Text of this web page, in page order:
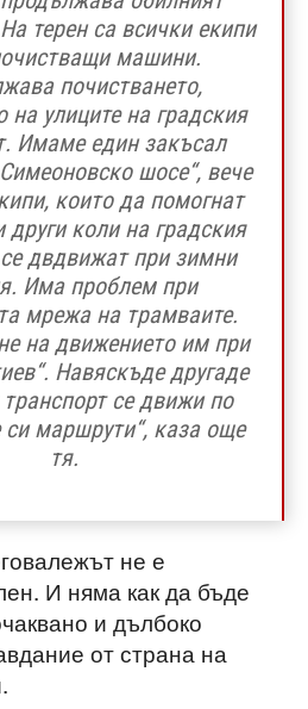
терен са всички екипи
машини.
почистването,
на улиците на градския
Имаме един закъсал
шосе“, вече
които да помогнат
други коли на градския
двдвижат при зимни
Има проблем при
мрежа на трамваите.
на движението им при
Навяскъде другаде
се движи по
си маршрути“, каза още
тя.
не е
И няма как да бъде
и дълбоко
от страна на